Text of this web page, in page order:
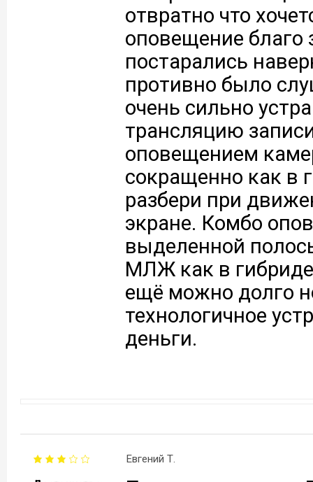
отвратно что
оповещение благо
постарались
противно было
очень сильно
трансляцию
оповещением
сокращенно как в
разбери при
экране. Комбо
выделенной
МЛЖ как в
ещё можно долго
технологичное
деньги.
Евгений Т.